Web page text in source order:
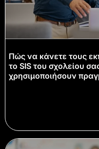
Πώς να κάνετε τους
το SIS του σχολείου
χρησιμοποιήσουν